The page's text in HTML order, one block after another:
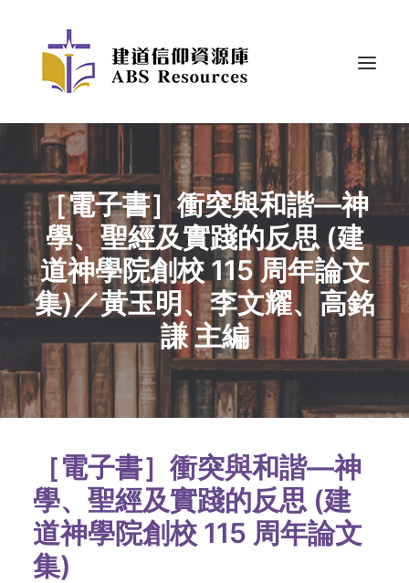
［電子書］衝突與和諧—神
學、聖經及實踐的反思 (建
道神學院創校 115 周年論文
集)／黃玉明、李文耀、高銘
謙 主編
［電子書］衝突與和諧—神
學、聖經及實踐的反思 (建
道神學院創校 115 周年論文
集)